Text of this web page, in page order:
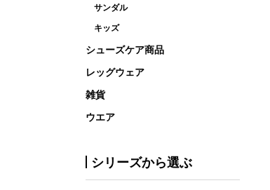
サンダル
キッズ
シューズケア商品
レッグウェア
雑貨
ウエア
シリーズから選ぶ